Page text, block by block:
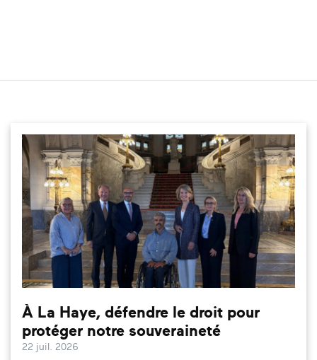
À La Haye, défendre le droit pour
protéger notre souveraineté
22 juil. 2026